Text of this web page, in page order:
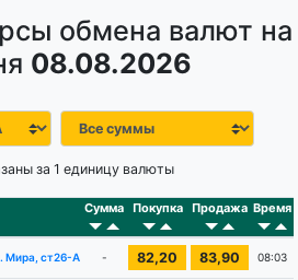
обмена валют на
08.08.2026
за 1 единицу валюты
Сумма Покупка Продажа Время
Мира, ст26-А - 82,20 83,90 08:03